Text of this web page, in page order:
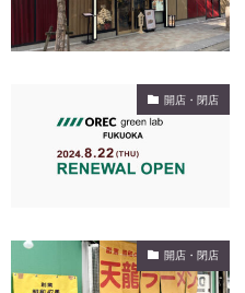
開店・閉店
開店・閉店